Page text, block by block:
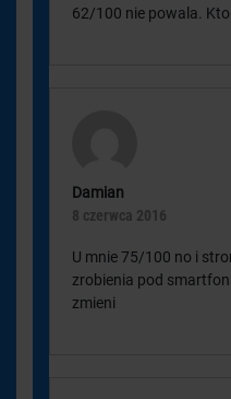
62/100 nie powala.
Damian
8 czerwca 2016
U mnie 75/100 no i
zrobienia pod
zmieni